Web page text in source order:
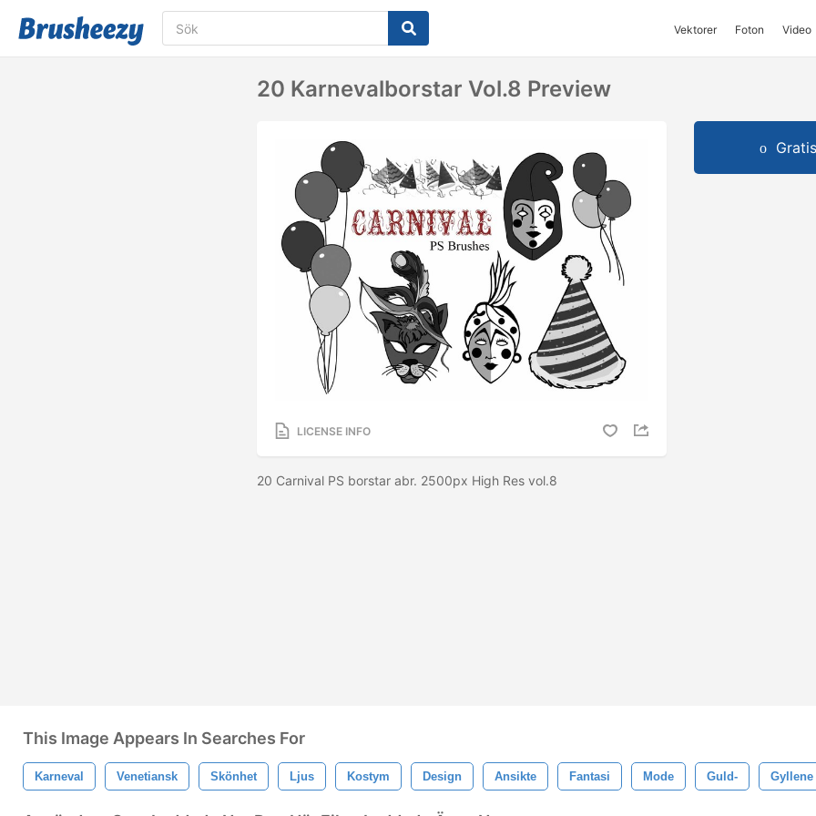
Vektorer Foton Video
20 Karnevalborstar Vol.8 Preview
LICENSE INFO
20 Carnival PS borstar abr. 2500px High Res vol.8
This Image Appears In Searches For
Karneval Venetiansk Skönhet Ljus Kostym Design Ansikte Fantasi Mode Guld- Gyllene